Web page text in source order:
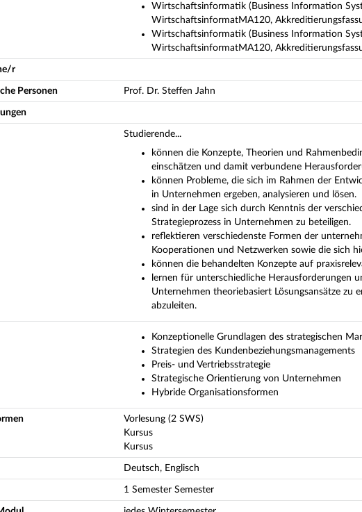
Wirtschaftsinformatik (Business Information
WirtschaftsinformatMA120,
Wirtschaftsinformatik (Business Information
WirtschaftsinformatMA120,
r
Personen Prof. Dr. Steffen Jahn
Studierende...
können die Konzepte, Theorien und
einschätzen und damit verbundene
können Probleme, die sich im Rahmen der
in Unternehmen ergeben, analysieren und lösen.
sind in der Lage sich durch Kenntnis der
Strategieprozess in Unternehmen zu beteiligen.
reflektieren verschiedenste Formen der
Kooperationen und Netzwerken sowie die sich
können die behandelten Konzepte auf
lernen für unterschiedliche Herausforderungen
Unternehmen theoriebasiert Lösungsansätze
abzuleiten.
Konzeptionelle Grundlagen des strategischen
Strategien des Kundenbeziehungsmanagements
Preis- und Vertriebsstrategie
Strategische Orientierung von Unternehmen
Hybride Organisationsformen
Vorlesung (2 SWS)
Kursus
Kursus
Deutsch, Englisch
1 Semester Semester